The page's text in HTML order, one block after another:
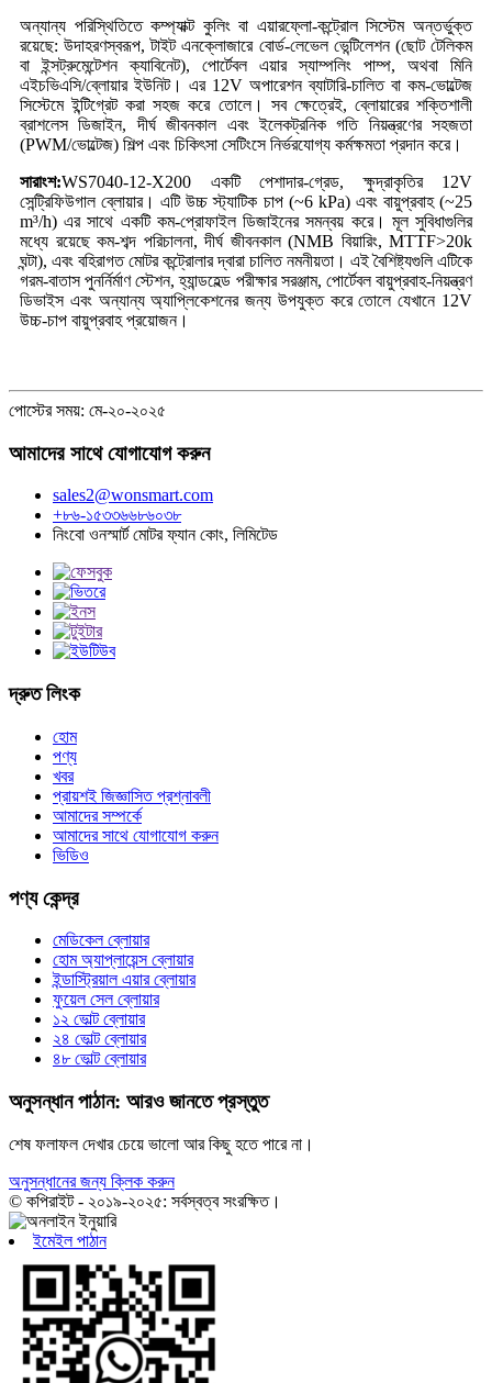
অন্যান্য পরিস্থিতিতে কম্প্যাক্ট কুলিং বা এয়ারফ্লো-কন্ট্রোল সিস্টেম অন্তর্ভুক্ত
রয়েছে: উদাহরণস্বরূপ, টাইট এনক্লোজারে বোর্ড-লেভেল ভেন্টিলেশন (ছোট টেলিকম
বা ইন্সট্রুমেন্টেশন ক্যাবিনেট), পোর্টেবল এয়ার স্যাম্পলিং পাম্প, অথবা মিনি
এইচভিএসি/ব্লোয়ার ইউনিট। এর 12V অপারেশন ব্যাটারি-চালিত বা কম-ভোল্টেজ
সিস্টেমে ইন্টিগ্রেট করা সহজ করে তোলে। সব ক্ষেত্রেই, ব্লোয়ারের শক্তিশালী
ব্রাশলেস ডিজাইন, দীর্ঘ জীবনকাল এবং ইলেকট্রনিক গতি নিয়ন্ত্রণের সহজতা
(PWM/ভোল্টেজ) শিল্প এবং চিকিৎসা সেটিংসে নির্ভরযোগ্য কর্মক্ষমতা প্রদান করে।
সারাংশ:WS7040-12-X200 একটি পেশাদার-গ্রেড, ক্ষুদ্রাকৃতির 12V
সেন্ট্রিফিউগাল ব্লোয়ার। এটি উচ্চ স্ট্যাটিক চাপ (~6 kPa) এবং বায়ুপ্রবাহ (~25
m³/h) এর সাথে একটি কম-প্রোফাইল ডিজাইনের সমন্বয় করে। মূল সুবিধাগুলির
মধ্যে রয়েছে কম-শব্দ পরিচালনা, দীর্ঘ জীবনকাল (NMB বিয়ারিং, MTTF>20k
ঘন্টা), এবং বহিরাগত মোটর কন্ট্রোলার দ্বারা চালিত নমনীয়তা। এই বৈশিষ্ট্যগুলি এটিকে
গরম-বাতাস পুনর্নির্মাণ স্টেশন, হ্যান্ডহেল্ড পরীক্ষার সরঞ্জাম, পোর্টেবল বায়ুপ্রবাহ-নিয়ন্ত্রণ
ডিভাইস এবং অন্যান্য অ্যাপ্লিকেশনের জন্য উপযুক্ত করে তোলে যেখানে 12V
উচ্চ-চাপ বায়ুপ্রবাহ প্রয়োজন।
পোস্টের সময়: মে-২০-২০২৫
আমাদের সাথে যোগাযোগ করুন
sales2@wonsmart.com
+৮৬-১৫৩৩৬৬৮৬০৩৮
নিংবো ওনস্মার্ট মোটর ফ্যান কোং, লিমিটেড
দ্রুত লিংক
হোম
পণ্য
খবর
প্রায়শই জিজ্ঞাসিত প্রশ্নাবলী
আমাদের সম্পর্কে
আমাদের সাথে যোগাযোগ করুন
ভিডিও
পণ্য কেন্দ্র
মেডিকেল ব্লোয়ার
হোম অ্যাপ্লায়েন্স ব্লোয়ার
ইন্ডাস্ট্রিয়াল এয়ার ব্লোয়ার
ফুয়েল সেল ব্লোয়ার
১২ ভোল্ট ব্লোয়ার
২৪ ভোল্ট ব্লোয়ার
৪৮ ভোল্ট ব্লোয়ার
অনুসন্ধান পাঠান: আরও জানতে প্রস্তুত
শেষ ফলাফল দেখার চেয়ে ভালো আর কিছু হতে পারে না।
অনুসন্ধানের জন্য ক্লিক করুন
© কপিরাইট - ২০১৯-২০২৫: সর্বস্বত্ব সংরক্ষিত।
ইমেইল পাঠান